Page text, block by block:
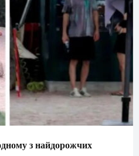
з найдорожчих